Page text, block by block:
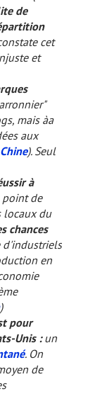
de
cet
et
mais àa
aux
). Seul
à
de
locaux du
chances
en
)
pour
Unis :un
. On
de